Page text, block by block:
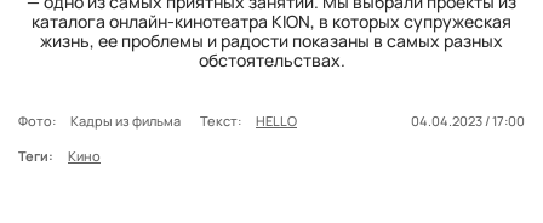
каталога онлайн-кинотеатра KION, в которых супружеская
жизнь, ее проблемы и радости показаны в самых разных
обстоятельствах.
Фото: Кадры из фильма Текст: HELLO
04.04.2023 / 17:00
Теги:
Кино